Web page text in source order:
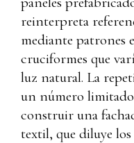
reinterpreta
mediante patrones
cruciformes que
luz natural. La
un número
construir una
textil, que diluye